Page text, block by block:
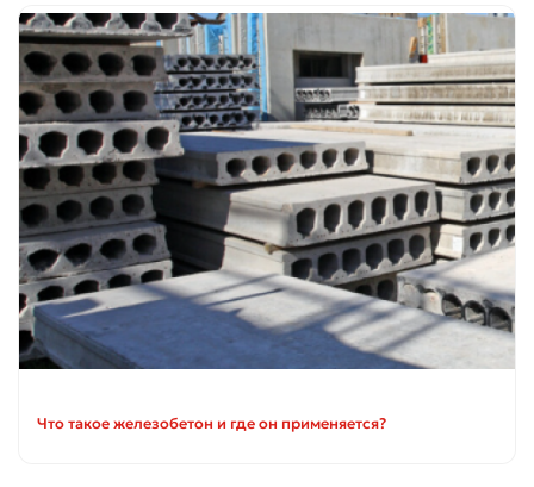
Что такое железобетон и где он применяется?